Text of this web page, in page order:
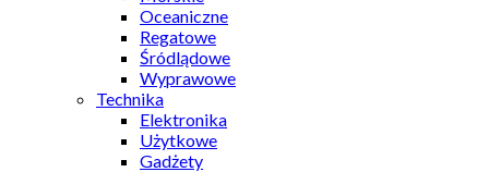
Oceaniczne
Regatowe
Śródlądowe
Wyprawowe
Technika
Elektronika
Użytkowe
Gadżety